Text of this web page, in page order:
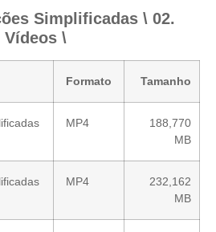
Simplificadas \ 02.
Vídeos \
Formato Tamanho
MP4
188,770
MB
MP4
232,162
MB